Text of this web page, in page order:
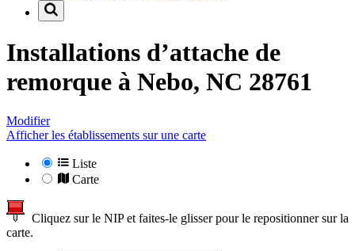
Installations d’attache de
remorque à Nebo, NC 28761
Modifier
Afficher les établissements sur une carte
Liste
Carte
Cliquez sur le NIP et faites-le glisser pour le repositionner sur la
carte.